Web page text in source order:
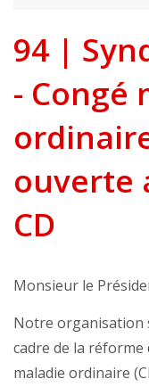
94 |
- Congé
ouverte
CD
Monsieur le
Notre organisation
cadre de la réforme
maladie ordinaire